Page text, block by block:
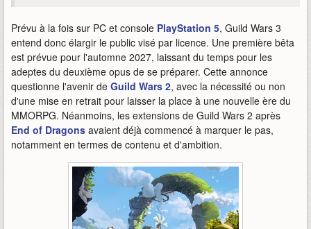
Prévu à la fois sur PC et console PlayStation 5, Guild Wars 3
entend donc élargir le public visé par licence. Une première bêta
est prévue pour l'automne 2027, laissant du temps pour les
adeptes du deuxième opus de se préparer. Cette annonce
questionne l'avenir de Guild Wars 2, avec la nécessité ou non
d'une mise en retrait pour laisser la place à une nouvelle ère du
MMORPG. Néanmoins, les extensions de Guild Wars 2 après
End of Dragons avaient déjà commencé à marquer le pas,
notamment en termes de contenu et d'ambition.